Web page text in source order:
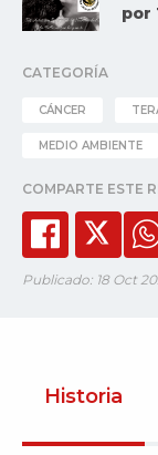
por
CATEGORÍA
CÁNCER
MEDIO AMBIENTE
COMPARTE ESTE
Publicado: 18 Oct
Historia